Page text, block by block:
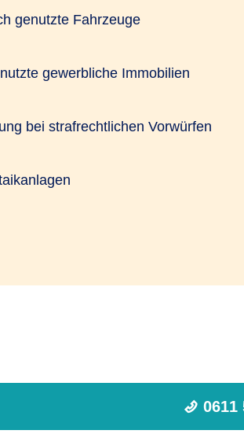
genutzte Fahrzeuge
gewerbliche Immobilien
bei strafrechtlichen Vorwürfen
0611